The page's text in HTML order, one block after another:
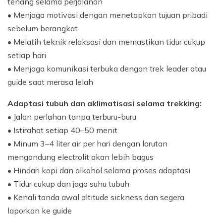
• Menjaga motivasi dengan menetapkan tujuan pribadi
sebelum berangkat
• Melatih teknik relaksasi dan memastikan tidur cukup
setiap hari
• Menjaga komunikasi terbuka dengan trek leader atau
guide saat merasa lelah
Adaptasi tubuh dan aklimatisasi selama trekking:
• Jalan perlahan tanpa terburu-buru
• Istirahat setiap 40–50 menit
• Minum 3–4 liter air per hari dengan larutan
mengandung electrolit akan lebih bagus
• Hindari kopi dan alkohol selama proses adaptasi
• Tidur cukup dan jaga suhu tubuh
• Kenali tanda awal altitude sickness dan segera
laporkan ke guide